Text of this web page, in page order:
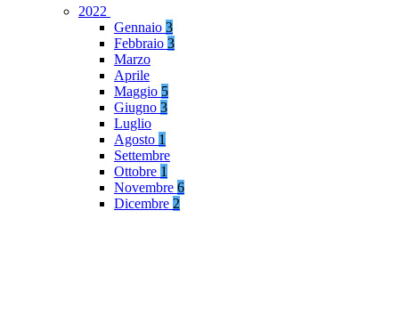
2022
Gennaio 3
Febbraio 3
Marzo
Aprile
Maggio 5
Giugno 3
Luglio
Agosto 1
Settembre
Ottobre 1
Novembre 6
Dicembre 2